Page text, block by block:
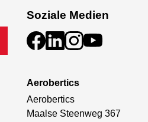
Soziale Medien
Aerobertics
Aerobertics
Maalse Steenweg 367